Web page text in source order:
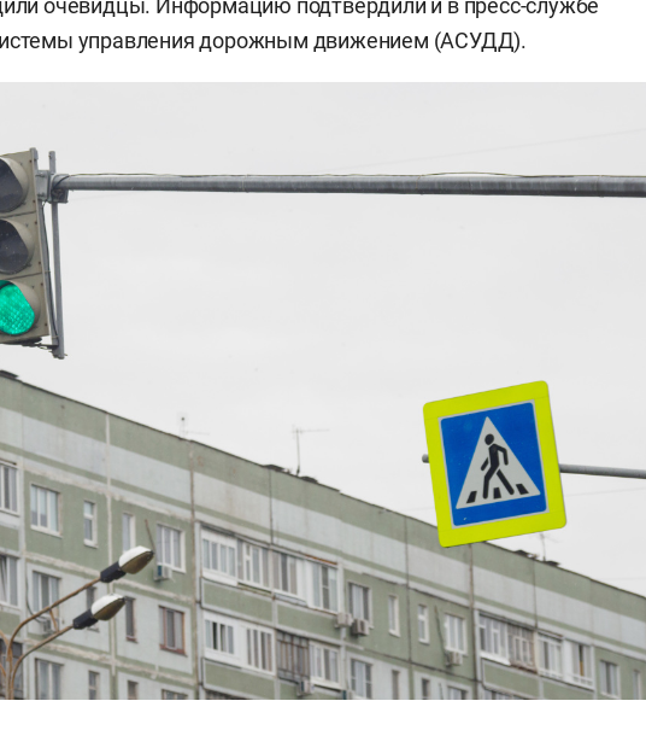
очевидцы. Информацию подтвердили и в пресс-службе
управления дорожным движением (АСУДД).